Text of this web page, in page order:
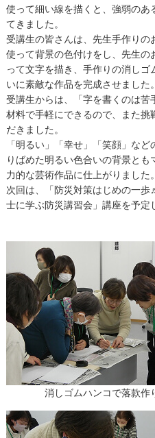
使って細い線を描くと、強弱のあ
てきました。
受講生の皆さんは、先生手作りの
使って背景の色付けをし、先生の
って文字を描き、手作りの消し
いに素敵な作品を完成させました。
受講生からは、「字を書くのは苦
材料で手軽にできるので、また挑
だきました。
「明るい」「幸せ」「笑顔」な
りばめた明るい色合いの背景と
力的な芸術作品に仕上がりました。
次回は、「防災対策はじめの一
士に学ぶ防災講習会」講座を予定
消しゴムハンコで落款作